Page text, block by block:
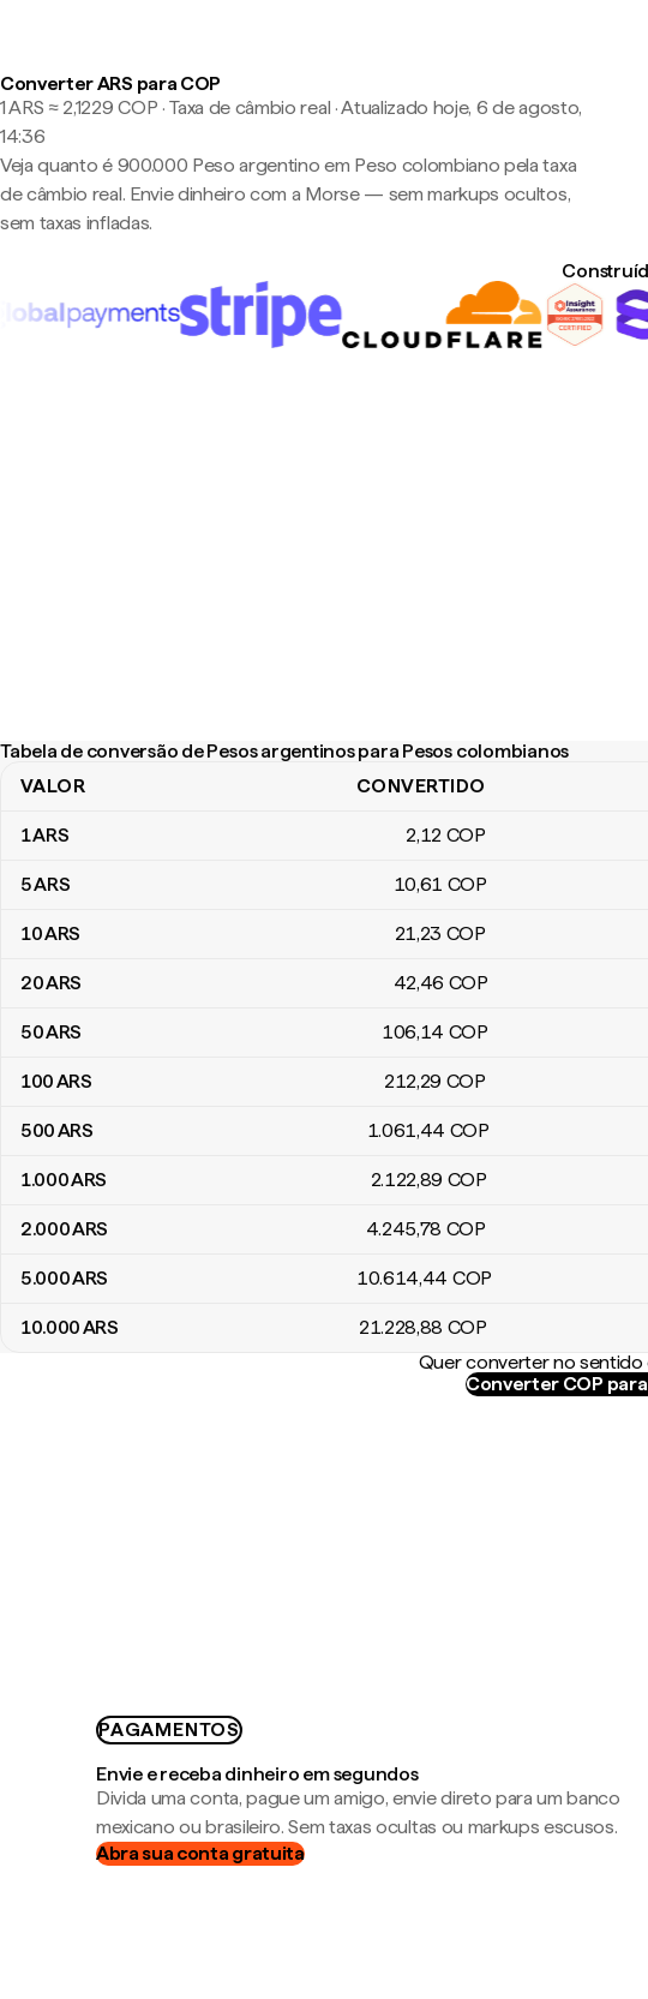
Converter ARS para COP
1 ARS ≈ 2,1229 COP · Taxa de câmbio real ·Atualizado hoje, 6 de agosto,
14:36
Veja quanto é 900.000 Peso argentino em Peso colombiano pela taxa
de câmbio real. Envie dinheiro com a Morse — sem markups ocultos,
sem taxas infladas.
Tabela de conversão de Pesos argentinos para Pesos colombianos
Tabela de conversão de Pesos argentinos para Pesos colombianos
VALOR CONVERTIDO
1ARS 2,12 COP
5ARS 10,61 COP
10ARS 21,23 COP
20ARS 42,46 COP
50ARS 106,14 COP
100ARS 212,29 COP
500ARS 1.061,44 COP
1.000ARS 2.122,89 COP
2.000ARS 4.245,78 COP
5.000ARS 10.614,44 COP
10.000ARS 21.228,88 COP
Quer converter no sentido
Converter COP para
PAGAMENTOS
Envie e receba dinheiro em segundos
Divida uma conta, pague um amigo, envie direto para um banco
mexicano ou brasileiro. Sem taxas ocultas ou markups escusos.
Abra sua conta gratuita